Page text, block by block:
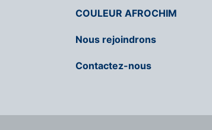
COULEUR AFROCHIM
Nous rejoindrons
Contactez-nous